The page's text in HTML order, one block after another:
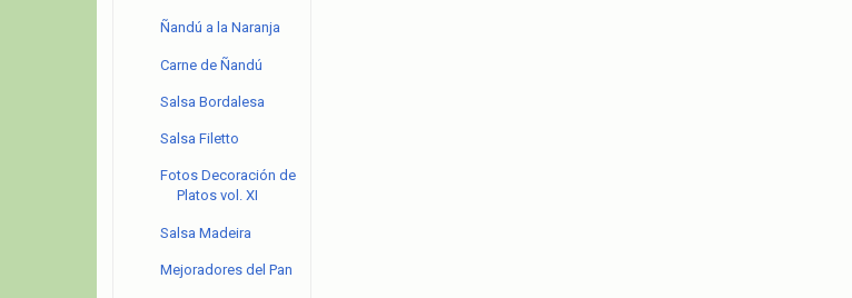
Ñandú a la Naranja
Carne de Ñandú
Salsa Bordalesa
Salsa Filetto
Fotos Decoración de
Platos vol. XI
Salsa Madeira
Mejoradores del Pan